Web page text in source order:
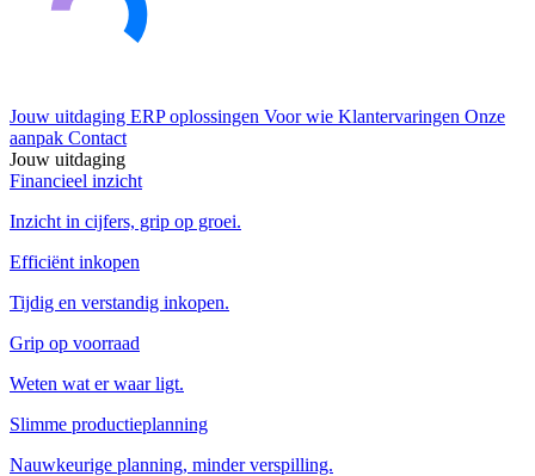
Jouw uitdaging ERP oplossingen Voor wie Klantervaringen Onze
aanpak Contact
Jouw uitdaging
Financieel inzicht
Inzicht in cijfers, grip op groei.
Efficiënt inkopen
Tijdig en verstandig inkopen.
Grip op voorraad
Weten wat er waar ligt.
Slimme productieplanning
Nauwkeurige planning, minder verspilling.